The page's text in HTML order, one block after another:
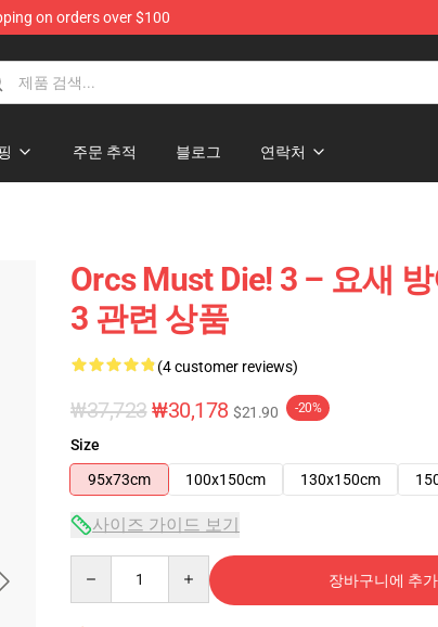
on orders over $100
주문 추적 블로그 연락처
Orcs Must Die! 3 – 요새
3 관련 상품
(4 customer reviews)
₩37,723 ₩30,178 $21.90 -20%
Size
95x73cm
100x150cm 130x150cm
사이즈 가이드 보기
장바구니에 추가